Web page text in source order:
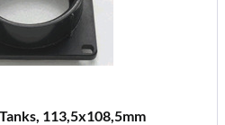
113,5x108,5mm